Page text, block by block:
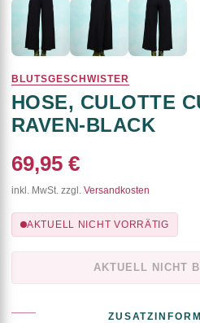
BLUTSGESCHWISTER
HOSE, CULOTTE
RAVEN-BLACK
69,95 €
inkl. MwSt. zzgl. Versandkosten
AKTUELL NICHT VORRÄTIG
AKTUELL NICHT